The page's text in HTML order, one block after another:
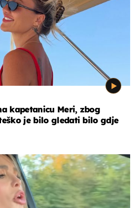
kapetanicu Meri, zbog
je bilo gledati bilo gdje